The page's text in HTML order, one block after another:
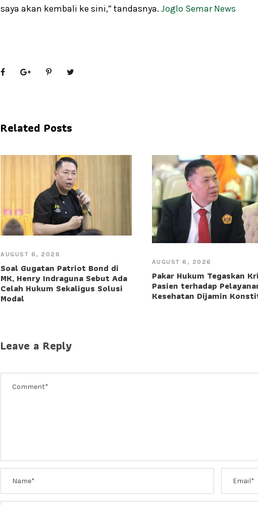
saya akan kembali ke sini,” tandasnya. Joglo Semar News
Related Posts
AUGUST 6, 2026
Soal Gugatan Patriot Bond di
MK, Henry Indraguna Sebut Ada
Celah Hukum Sekaligus Solusi
Modal
AUGUST 6, 2026
Pakar Hukum Tegaskan
Pasien terhadap
Kesehatan Dijamin
Leave a Reply